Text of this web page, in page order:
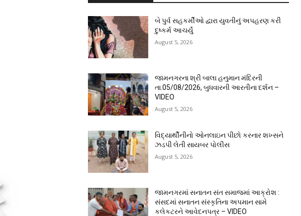
બે પુર્વ સહકર્મીઓ દ્વારા યુવતીનું અપહરણ કરી
દુષ્કર્મ આચર્યું
August 5, 2026
જામનગરના શ્રી બાલા હનુમાન મંદિરની
તા.05/08/2026, બુધવારની આરતીના દર્શન –
VIDEO
August 5, 2026
વિદ્યાર્થીનીનો ઓનલાઇન પીછો કરનાર શખ્સને
ઝડપી લેતી સાયબર પોલીસ
August 5, 2026
જામનગરમાં સનાતન સંત સમાજમાં આક્રોશ :
સંસદમાં સનાતન સંસ્કૃતિના અપમાન સામે
કલેકટરને આવેદનપત્ર – VIDEO